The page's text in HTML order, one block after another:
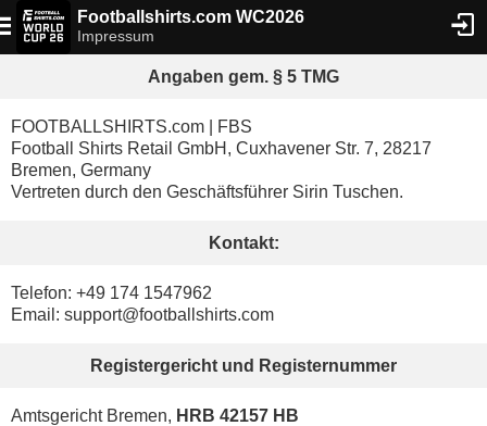
Footballshirts.com WC2026
Impressum
Angaben gem. § 5 TMG
FOOTBALLSHIRTS.com | FBS
Football Shirts Retail GmbH, Cuxhavener Str. 7, 28217
Bremen, Germany
Vertreten durch den Geschäftsführer Sirin Tuschen.
Kontakt:
Telefon: +49 174 1547962
Email: support@footballshirts.com
Registergericht und Registernummer
Amtsgericht Bremen, HRB 42157 HB